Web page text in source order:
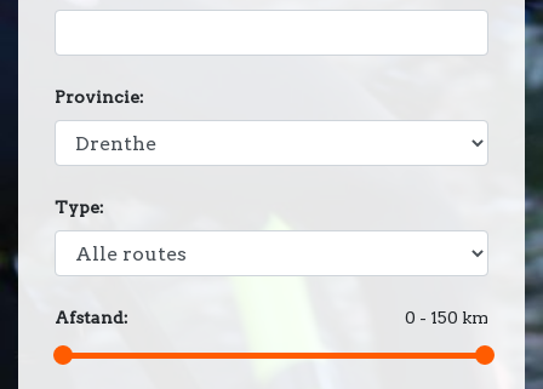
Provincie:
Type:
Afstand: 0 - 150 km